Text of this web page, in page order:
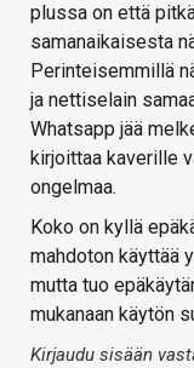
plussa on että
samanaikaisesta
Perinteisemmillä
ja nettiselain
Whatsapp jää
kirjoittaa kaverille
ongelmaa.
Koko on kyllä
mahdoton käyttää
mutta tuo
mukanaan käytön
Kirjaudu sisään